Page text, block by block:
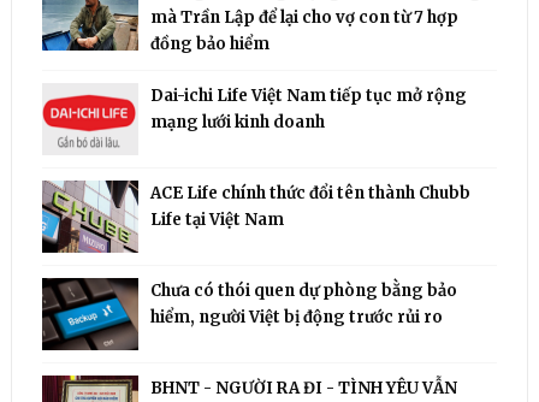
mà Trần Lập để lại cho vợ con từ 7 hợp
đồng bảo hiểm
Dai-ichi Life Việt Nam tiếp tục mở rộng
mạng lưới kinh doanh
ACE Life chính thức đổi tên thành Chubb
Life tại Việt Nam
Chưa có thói quen dự phòng bằng bảo
hiểm, người Việt bị động trước rủi ro
BHNT - NGƯỜI RA ĐI - TÌNH YÊU VẪN